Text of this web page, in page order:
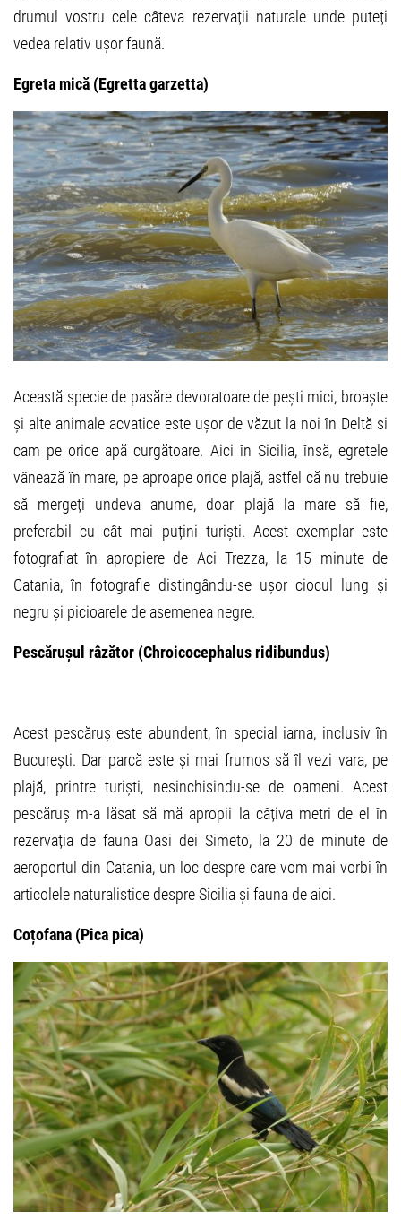
drumul vostru cele câteva rezervații naturale unde puteți
vedea relativ ușor faună.
Egreta mică (Egretta garzetta)
Această specie de pasăre devoratoare de pești mici, broaște
și alte animale acvatice este ușor de văzut la noi în Deltă si
cam pe orice apă curgătoare. Aici în Sicilia, însă, egretele
vânează în mare, pe aproape orice plajă, astfel că nu trebuie
să mergeți undeva anume, doar plajă la mare să fie,
preferabil cu cât mai puțini turiști. Acest exemplar este
fotografiat în apropiere de Aci Trezza, la 15 minute de
Catania, în fotografie distingându-se ușor ciocul lung și
negru și picioarele de asemenea negre.
Pescărușul râzător (Chroicocephalus ridibundus)
Acest pescăruș este abundent, în special iarna, inclusiv în
București. Dar parcă este și mai frumos să îl vezi vara, pe
plajă, printre turiști, nesinchisindu-se de oameni. Acest
pescăruș m-a lăsat să mă apropii la câțiva metri de el în
rezervația de fauna Oasi dei Simeto, la 20 de minute de
aeroportul din Catania, un loc despre care vom mai vorbi în
articolele naturalistice despre Sicilia și fauna de aici.
Coțofana (Pica pica)